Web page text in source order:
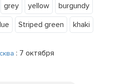
grey yellow
burgundy
Striped green khaki
: 7 октября